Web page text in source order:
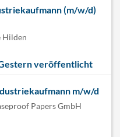
(m/w/d)
Hilden
veröffentlicht
m/w/d
Papers GmbH